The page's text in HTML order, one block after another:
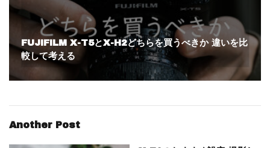
FUJIFILM X-T5とX-H2どちらを買うべきか 違いを比
較して考える
Another Post